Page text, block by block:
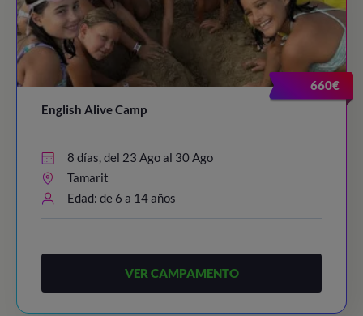
660€
English Alive Camp
8 días, del 23 Ago al 30 Ago
Tamarit
Edad: de 6 a 14 años
VER CAMPAMENTO